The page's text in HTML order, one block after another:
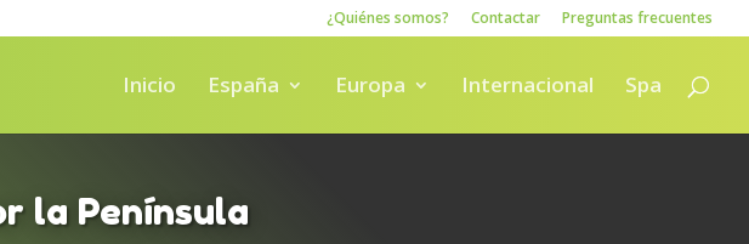
¿Quiénes somos? Contactar Preguntas frecuentes
Inicio España Europa Internacional Spa
la Península